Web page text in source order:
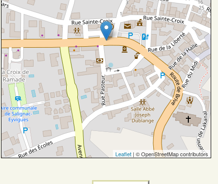
Leaflet | © OpenStreetMap contributors